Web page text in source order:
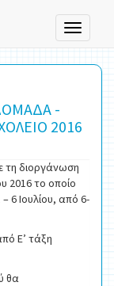
Toggle
-
2016
τη διοργάνωση
2016 το οποίο
6 Ιουλίου, από 6-
Ε’ τάξη
θα